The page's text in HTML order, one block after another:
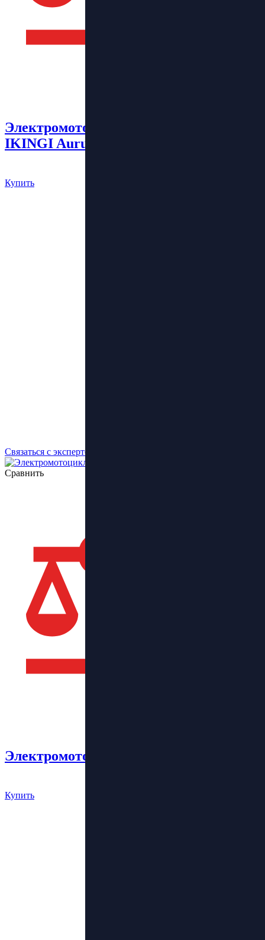
Электромотоцикл
IKINGI Aurus S8 Surron
Купить
Связаться с экспертом
Сравнить
Электромотоцикл Super Soco TSX
Купить